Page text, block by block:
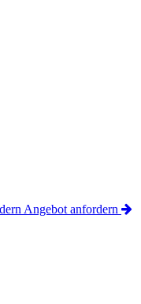
Angebot anfordern